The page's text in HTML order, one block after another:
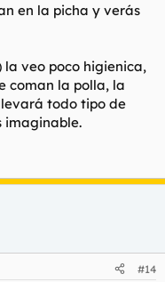
en la picha y verás
la veo poco higienica,
coman la polla, la
todo tipo de
imaginable.
#14